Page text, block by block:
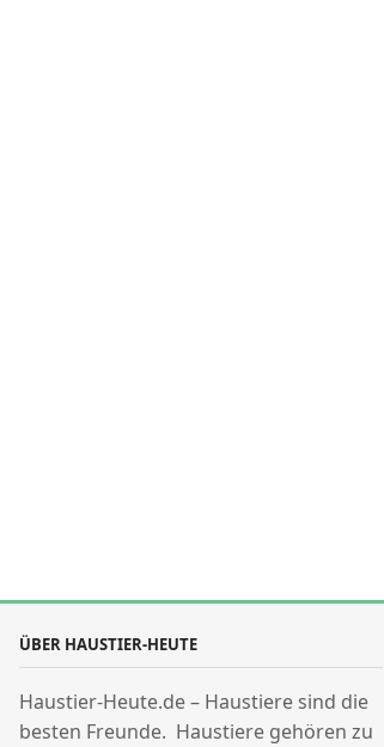
ÜBER HAUSTIER-HEUTE
Haustier-Heute.de – Haustiere sind die
besten Freunde. Haustiere gehören zu